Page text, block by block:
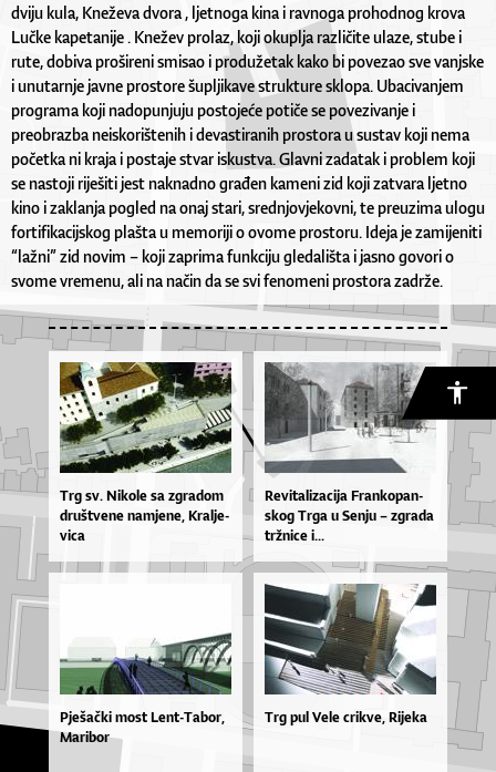
dviju kula, Kneževa dvora , ljetnoga kina i ravnoga prohodnog krova
Lučke kapetanije . Knežev prolaz, koji okuplja različite ulaze, stube i
rute, dobiva prošireni smisao i produžetak kako bi povezao sve vanjske
i unutarnje javne prostore šupljikave strukture sklopa. Ubacivanjem
programa koji nadopunjuju postojeće potiče se povezivanje i
preobrazba neiskorištenih i devastiranih prostora u sustav koji nema
početka ni kraja i postaje stvar iskustva. Glavni zadatak i problem koji
se nastoji riješiti jest naknadno građen kameni zid koji zatvara ljetno
kino i zaklanja pogled na onaj stari, srednjovjekovni, te preuzima ulogu
fortifikacijskog plašta u memoriji o ovome prostoru. Ideja je zamijeniti
“lažni” zid novim – koji zaprima funkciju gledališta i jasno govori o
svome vremenu, ali na način da se svi fenomeni prostora zadrže.
Trg sv. Ni­ko­le sa zgra­dom
druš­tve­ne na­mje­ne, Kra­lje­
vi­ca
Re­vi­ta­li­za­ci­ja Fran­ko­pan­
skog Tr­ga u Sen­ju – zgra­da
tr­žni­ce i...
Pješački most Lent-Tabor,
Maribor
Trg pul Vele crikve, Rijeka